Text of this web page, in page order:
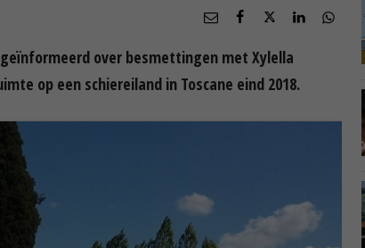
over besmettingen met Xylella
op een schiereiland in Toscane eind 2018.